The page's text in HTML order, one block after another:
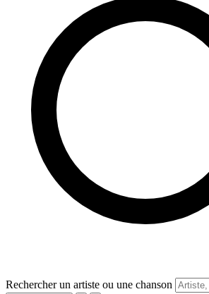
Rechercher un artiste ou une chanson